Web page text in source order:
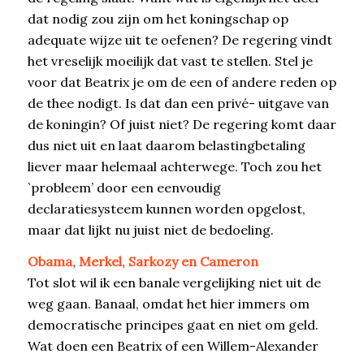
dat nodig zou zijn om het koningschap op
adequate wijze uit te oefenen? De regering vindt
het vreselijk moeilijk dat vast te stellen. Stel je
voor dat Beatrix je om de een of andere reden op
de thee nodigt. Is dat dan een privé- uitgave van
de koningin? Of juist niet? De regering komt daar
dus niet uit en laat daarom belastingbetaling
liever maar helemaal achterwege. Toch zou het
`probleem’ door een eenvoudig
declaratiesysteem kunnen worden opgelost,
maar dat lijkt nu juist niet de bedoeling.
Obama, Merkel, Sarkozy en Cameron
Tot slot wil ik een banale vergelijking niet uit de
weg gaan. Banaal, omdat het hier immers om
democratische principes gaat en niet om geld.
Wat doen een Beatrix of een Willem-Alexander